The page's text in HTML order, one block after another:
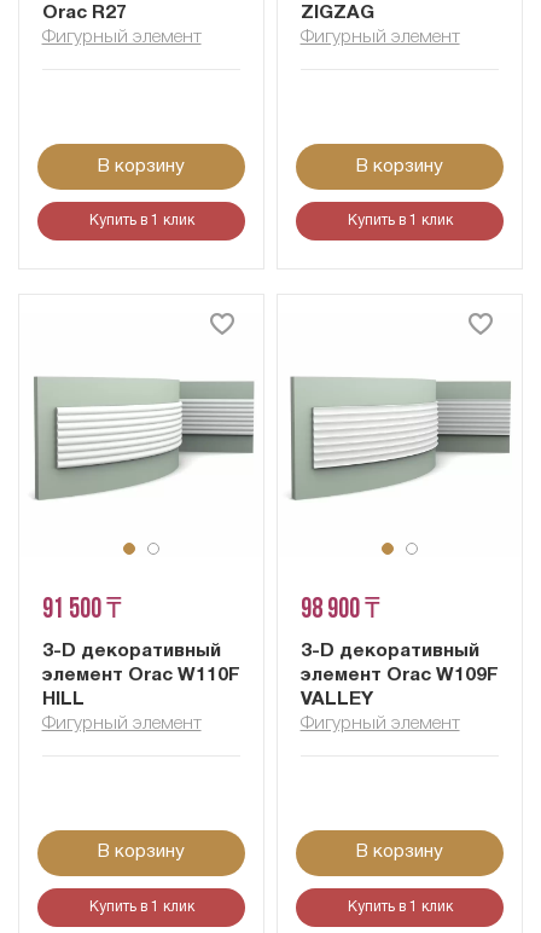
Orac R27
Фигурный элемент
В корзину
Купить в 1 клик
ZIGZAG
Фигурный элемент
В корзину
Купить в 1 клик
91 500 ₸
3-D декоративный
элемент Orac W110F
HILL
Фигурный элемент
В корзину
Купить в 1 клик
98 900 ₸
3-D декоративный
элемент Orac W109F
VALLEY
Фигурный элемент
В корзину
Купить в 1 клик